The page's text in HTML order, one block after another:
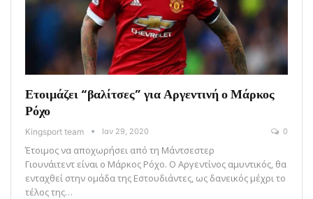
Ετοιμάζει “βαλίτσες” για Αργεντινή ο Μάρκος
Ρόχο
Kingsport team Ιαν 29, 2020 0
Έτοιμος να αποχωρήσει από τη Μάντσεστερ
Γιουνάιτεντ είναι ο Μάρκος Ρόχο. Ο Αργεντίνος αμυντικός, θα
ενταχθεί στην ομάδα της Εστουδιάντες, ως δανεικός μέχρι το
τέλος της…